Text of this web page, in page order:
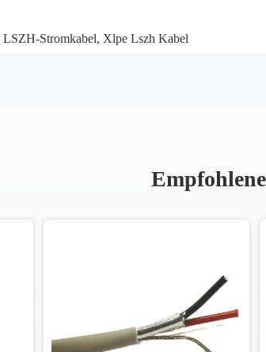
LSZH-Stromkabel, Xlpe Lszh Kabel